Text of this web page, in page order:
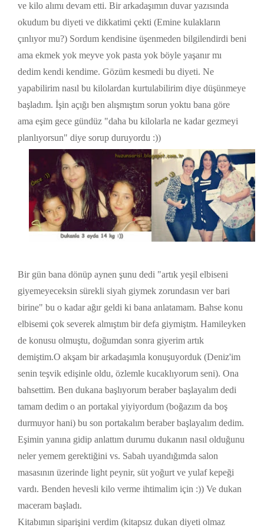
ve kilo alımı devam etti. Bir arkadaşımın duvar yazısında
okudum bu diyeti ve dikkatimi çekti (Emine kulakların
çınlıyor mu?) Sordum kendisine üşenmeden bilgilendirdi beni
ama ekmek yok meyve yok pasta yok böyle yaşanır mı
dedim kendi kendime. Gözüm kesmedi bu diyeti. Ne
yapabilirim nasıl bu kilolardan kurtulabilirim diye düşünmeye
başladım. İşin açığı ben alışmıştım sorun yoktu bana göre
ama eşim gece gündüz "daha bu kilolarla ne kadar gezmeyi
planlıyorsun" diye sorup duruyordu :))
Bir gün bana dönüp aynen şunu dedi "artık yeşil elbiseni
giyemeyeceksin sürekli siyah giymek zorundasın ver bari
birine" bu o kadar ağır geldi ki bana anlatamam. Bahse konu
elbisemi çok severek almıştım bir defa giymiştm. Hamileyken
de konusu olmuştu, doğumdan sonra giyerim artık
demiştim.O akşam bir arkadaşımla konuşuyorduk (Deniz'im
senin teşvik edişinle oldu, özlemle kucaklıyorum seni). Ona
bahsettim. Ben dukana başlıyorum beraber başlayalım dedi
tamam dedim o an portakal yiyiyordum (boğazım da boş
durmuyor hani) bu son portakalım beraber başlayalım dedim.
Eşimin yanına gidip anlattım durumu dukanın nasıl olduğunu
neler yemem gerektiğini vs. Sabah uyandığımda salon
masasının üzerinde light peynir, süt yoğurt ve yulaf kepeği
vardı. Benden hevesli kilo verme ihtimalim için :)) Ve dukan
maceram başladı.
Kitabımın siparişini verdim (kitapsız dukan diyeti olmaz